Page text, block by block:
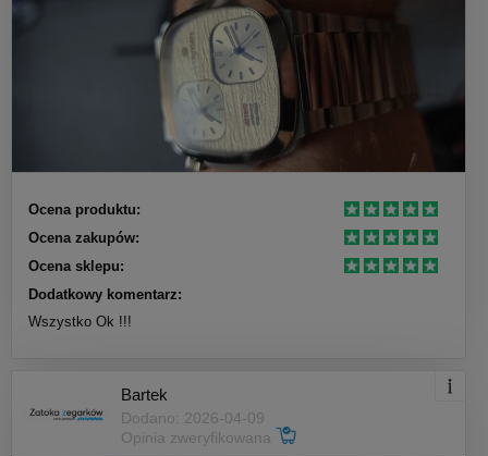
Ocena produktu:
Ocena zakupów:
Ocena sklepu:
Dodatkowy komentarz:
Wszystko Ok !!!
Bartek
Dodano: 2026-04-09
Opinia zweryfikowana